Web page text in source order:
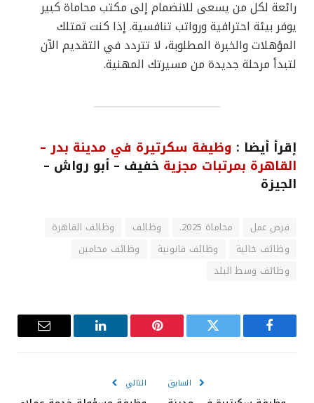
رائعة لكل من يسعى للانضمام إلى مكتب محاماة كبير
يوفر بيئة احترافية ورواتب تنافسية. إذا كنت تمتلك
المؤهلات والخبرة المطلوبة، لا تتردد في التقديم الآن
لتبدأ مرحلة جديدة من مسيرتك المهنية.
إقرأ أيضا : وظيفة سكرتيرة في مدينة بدر –
القاهرة بمرتبات مجزية خفيف – أبو رواش –
الجيزة
فرص عمل محاماة 2025. وظائف
وظائف القاهرة
وظائف خالية
وظائف قانونية
وظائف محامين
وظائف وسط البلد
فيسبوك تويتر بينتيريست لينكدإن
البريد
السابق التالي